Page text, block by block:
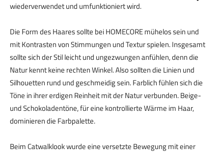
wiederverwendet und umfunktioniert wird.
Die Form des Haares sollte bei HOMECORE mühelos sein und
mit Kontrasten von Stimmungen und Textur spielen. Insgesamt
sollte sich der Stil leicht und ungezwungen anfühlen, denn die
Natur kennt keine rechten Winkel. Also sollten die Linien und
Silhouetten rund und geschmeidig sein. Farblich fühlen sich die
Töne in ihrer erdigen Reinheit mit der Natur verbunden. Beige-
und Schokoladentöne, für eine kontrollierte Wärme im Haar,
dominieren die Farbpalette.
Beim Catwalklook wurde eine versetzte Bewegung mit einer